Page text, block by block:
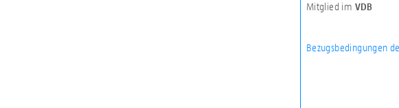
Mitglied im VDB
Bezugsbedingungen